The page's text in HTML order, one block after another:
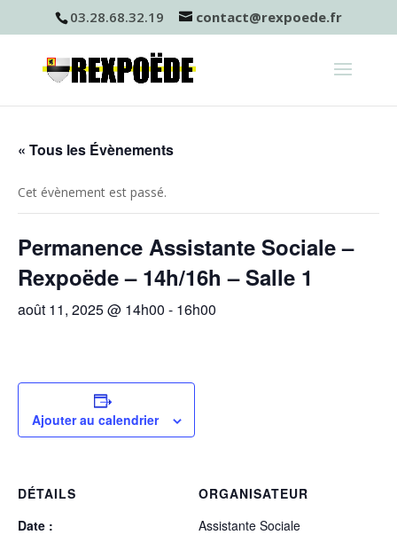
03.28.68.32.19 contact@rexpoede.fr
« Tous les Évènements
Cet évènement est passé.
Permanence Assistante Sociale –
Rexpoëde – 14h/16h – Salle 1
août 11, 2025 @ 14h00 - 16h00
Ajouter au calendrier
DÉTAILS
Date :
ORGANISATEUR
Assistante Sociale